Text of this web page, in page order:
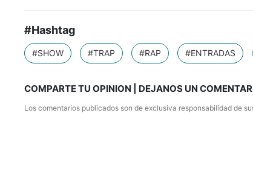
#Hashtag
#SHOW #TRAP #RAP #ENTRADAS
COMPARTE TU OPINION | DEJANOS UN
Los comentarios publicados son de exclusiva responsabilidad de